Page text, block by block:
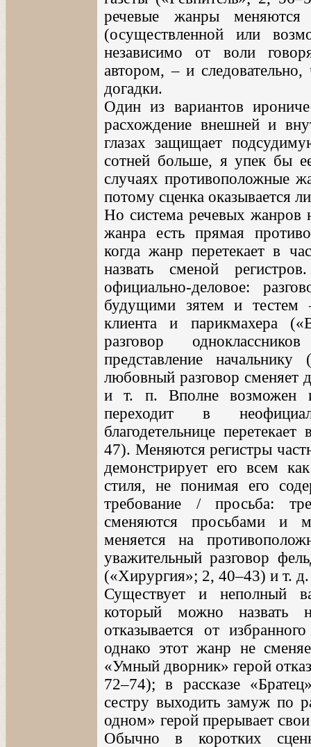
речевые жанры
(осуществленной или
независимо от воли
автором, – и
догадки.
Один из вариантов
расхождение внешней и
глазах защищает
сотней больше, я упек бы
случаях противоположные
потому сценка оказывается
Но система речевых жанров
жанра есть прямая
когда жанр перетекает в
назвать сменой
официально-деловое:
будущими зятем и тестем
клиента и парикмахера
разговор
представление
любовный разговор сменяет
и т. п. Вполне возможен
переходит в
благодетельнице
47). Меняются регистры
демонстрирует его всем
стиля, не понимая его
требование / просьба:
сменяются просьбами и
меняется на
уважительный разговор
(«Хирургия»; 2, 40–43) и т. д.
Существует и неполный
который можно назвать
отказывается от
однако этот жанр не
«Умный дворник» герой
72–74); в рассказе
сестру выходить замуж по
одном» герой прерывает
Обычно в коротких